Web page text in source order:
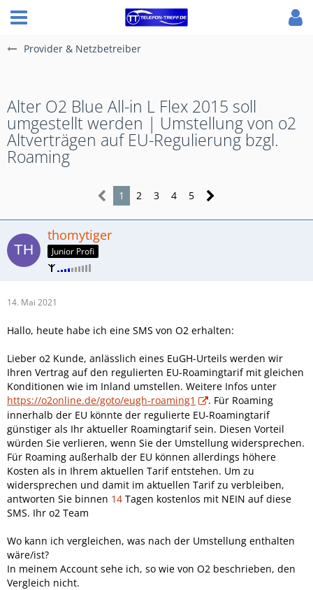
Provider & Netzbetreiber
Alter O2 Blue All-in L Flex 2015 soll
umgestellt werden | Umstellung von o2
Altverträgen auf EU-Regulierung bzgl.
Roaming
1 2 3 4 5
thomytiger
Junior Profi
14. Mai 2021
Hallo, heute habe ich eine SMS von O2 erhalten:
Lieber o2 Kunde, anlässlich eines EuGH-Urteils werden wir
Ihren Vertrag auf den regulierten EU-Roamingtarif mit gleichen
Konditionen wie im Inland umstellen. Weitere Infos unter
https://o2online.de/goto/eugh-roaming1
. Für Roaming
innerhalb der EU könnte der regulierte EU-Roamingtarif
günstiger als Ihr aktueller Roamingtarif sein. Diesen Vorteil
würden Sie verlieren, wenn Sie der Umstellung widersprechen.
Für Roaming außerhalb der EU können allerdings höhere
Kosten als in Ihrem aktuellen Tarif entstehen. Um zu
widersprechen und damit im aktuellen Tarif zu verbleiben,
antworten Sie binnen 14 Tagen kostenlos mit NEIN auf diese
SMS. Ihr o2 Team
Wo kann ich vergleichen, was nach der Umstellung enthalten
wäre/ist?
In meinem Account sehe ich, so wie von O2 beschrieben, den
Vergleich nicht.